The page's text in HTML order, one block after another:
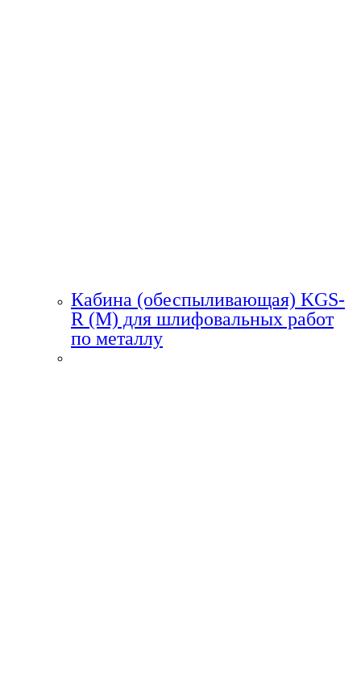
Кабина (обеспыливающая) KGS-
R (M) для шлифовальных работ
по металлу